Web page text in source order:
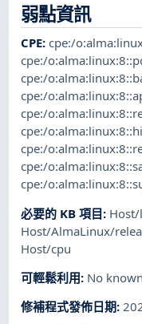
弱點資訊
CPE:cpe:/
cpe:/
cpe:/
cpe:/
cpe:/
cpe:/
cpe:/
cpe:/
cpe:/
必要的 KB 項目: Host/
Host/AlmaLinux/
Host/cpu
可輕鬆利用: No
修補程式發佈日期: